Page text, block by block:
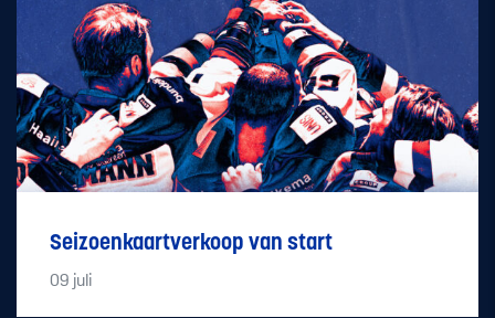
Seizoenkaartverkoop van start
09 juli